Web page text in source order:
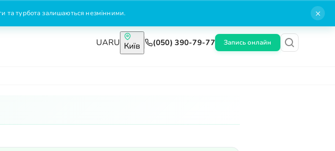
та турбота залишаються незмінними. ×
UARU Київ (050) 390-79-77 Запись онлайн